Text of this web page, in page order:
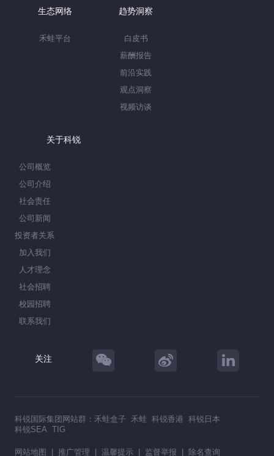
生态网络
禾蛙平台
趋势洞察
白皮书
薪酬报告
前沿实践
观点洞察
视频访谈
关于科锐
公司概览
公司介绍
社会责任
公司新闻
投资者关系
加入我们
人才理念
社会招聘
校园招聘
联系我们
关注
科锐国际集团网站群： 禾蛙盒子 禾蛙 科锐香港 科锐日本
科锐SEA TIG
网站地图 推广管理 温馨提示 监督举报 除名查询